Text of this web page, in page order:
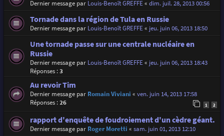
Dernier message par Louis-Benoît GREFFE« dim. juil. 28, 2013 00:56
Tornade dans la région de Tula en Russie
Dernier message par Louis-Benoît GREFFE« jeu. juin 06, 2013 18:50
Une tornade passe sur une centrale nucléaire en
Russie
Dernier message par Louis-Benoît GREFFE« jeu. juin 06, 2013 18:43
Réponses :3
Au revoir Tim
Dernier message par Romain Viviani « ven. juin 14, 2013 17:58
Réponses :26 1 2
rapport d'enquête de foudroiement d'un cèdre géant.
Dernier message par Roger Moretti « sam. juin 01, 2013 12:10